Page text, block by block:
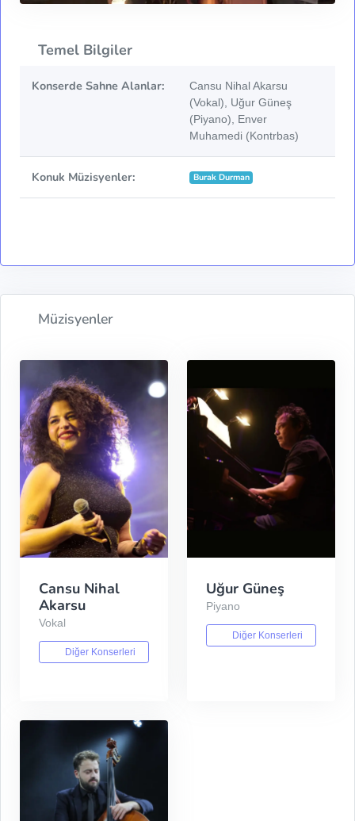
Temel Bilgiler
Konserde Sahne Alanlar:
Cansu Nihal Akarsu
(Vokal), Uğur Güneş
(Piyano), Enver
Muhamedi (Kontrbas)
Konuk Müzisyenler: Burak Durman
Müzisyenler
Cansu Nihal
Akarsu
Vokal
Diğer Konserleri
Uğur Güneş
Piyano
Diğer Konserleri